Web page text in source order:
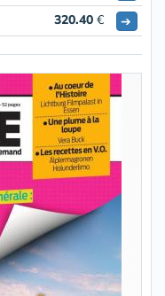
320.40 € ➔